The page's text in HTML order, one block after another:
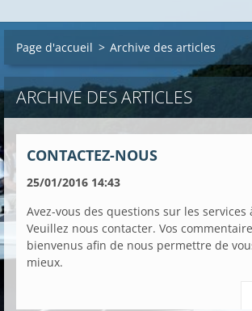
Page d'accueil > Archive des articles
ARCHIVE DES ARTICLES
CONTACTEZ-NOUS
25/01/2016 14:43
Avez-vous des questions sur les services
Veuillez nous contacter. Vos
bienvenus afin de nous permettre de
mieux.